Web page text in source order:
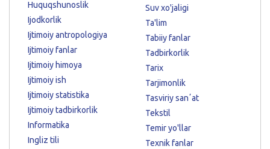
Huquqshunoslik
Ijodkorlik
Ijtimoiy antropologiya
Ijtimoiy fanlar
Ijtimoiy himoya
Ijtimoiy ish
Ijtimoiy statistika
Ijtimoiy tadbirkorlik
Informatika
Ingliz tili
Suv xo'jaligi
Ta'lim
Tabiiy fanlar
Tadbirkorlik
Tarix
Tarjimonlik
Tasviriy sanʼat
Tekstil
Temir yo'llar
Texnik fanlar